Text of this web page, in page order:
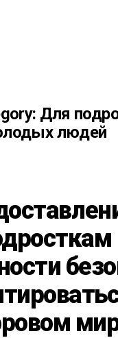
Для
людей